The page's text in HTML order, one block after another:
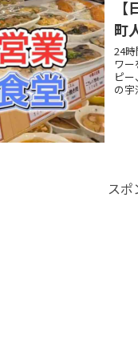
町
24
ワ
ピ
の宇
スポ